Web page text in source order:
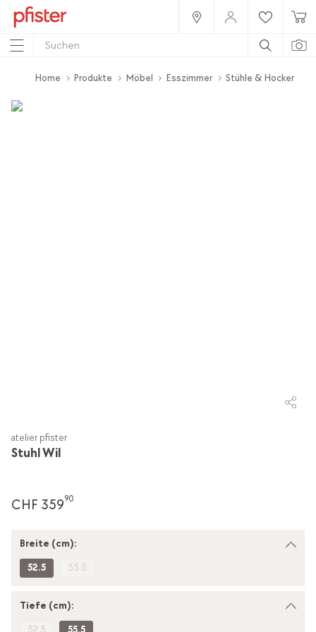
Home Produkte Möbel Esszimmer Stühle & Hocker
Stuhl Wil
atelier pfister
CHF 35990
Breite (cm):
52.5 55.5
Tiefe (cm):
52.5 55.5